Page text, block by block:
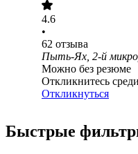
4.6
•
62 отзыва
Пыть-Ях, 2-й
Можно без резюме
Откликнитесь
Откликнуться
Быстрые